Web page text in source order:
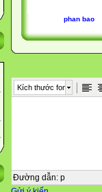
phan bao
Kích thước font
Đường dẫn: p